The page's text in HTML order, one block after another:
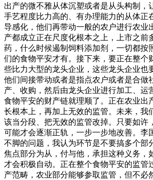
出产的微不雅从体沉塑或者是从头构制，
手艺程度比力高的、有办理能力的从体正
导感化，他们再带动一般的农户进行农业
产都成立正在尺度化根本之上，上市之前
药，什么时候遏制饲料添加剂，一切都按
们的食物平安才有。接下来，要正在整个
些比力大型的龙头企业，这些龙头企业也
他们间接带动或者是指点农户或者是合做
产、收购，然后由龙头企业进行加工、运
食物平安的财产链就理顺了。正在农业出
长根本上，再加上无效的监管。未来，我
该当分段、把无效的监管改掉。只要如许
可能才会逐渐正轨，一步一步地改善。李
不脚的问题，我认为环节是不要搞多个部
焦点部分为从，付与他，承担这种义务，
才会积极自动。正在整个食物平安的监管
产范畴，农业部分能够参取监管，但不必